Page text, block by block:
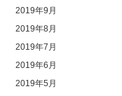
2019年9月
2019年8月
2019年7月
2019年6月
2019年5月